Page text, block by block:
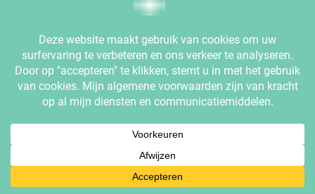
Smash fotoshoots
Cake Smash
Smash Splash